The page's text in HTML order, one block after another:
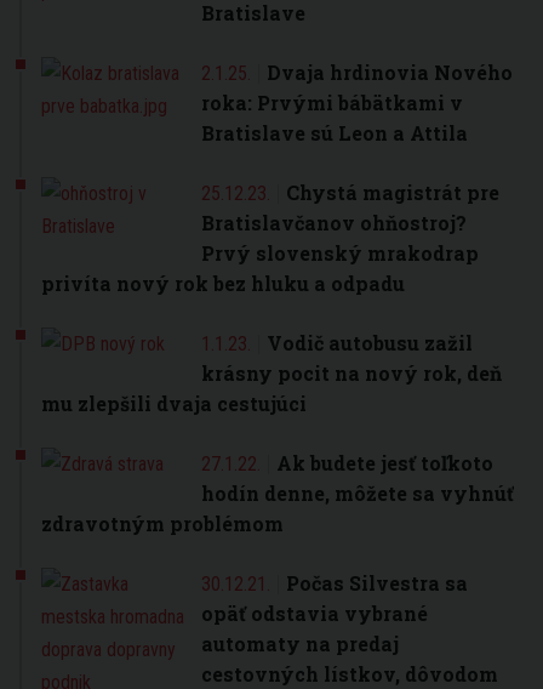
Bratislave
2.1.25.
Dvaja hrdinovia Nového
roka: Prvými bábätkami v
Bratislave sú Leon a Attila
25.12.23.
Chystá magistrát pre
Bratislavčanov ohňostroj?
Prvý slovenský mrakodrap
privíta nový rok bez hluku a odpadu
1.1.23.
Vodič autobusu zažil
krásny pocit na nový rok, deň
mu zlepšili dvaja cestujúci
27.1.22.
Ak budete jesť toľkoto
hodín denne, môžete sa vyhnúť
zdravotným problémom
30.12.21.
Počas Silvestra sa
opäť odstavia vybrané
automaty na predaj
cestovných lístkov, dôvodom